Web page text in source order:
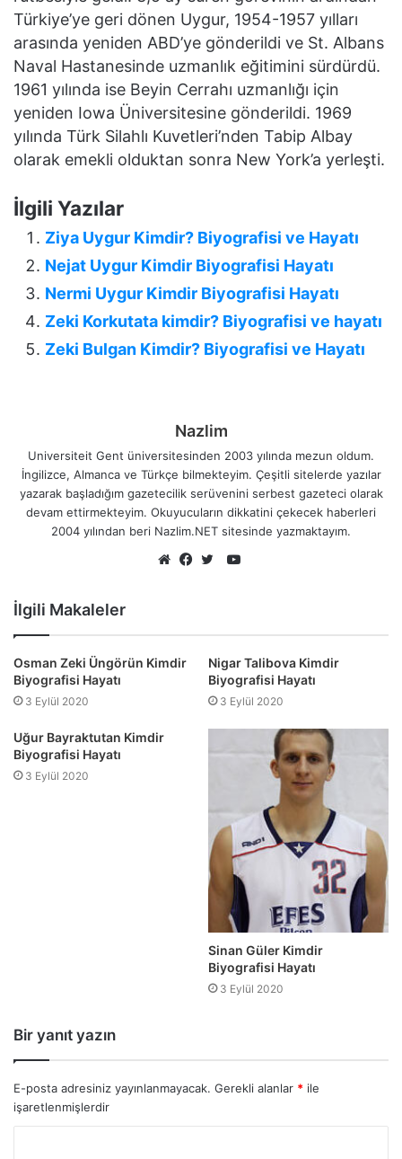
Türkiye’ye geri dönen Uygur, 1954-1957 yılları
arasında yeniden ABD’ye gönderildi ve St. Albans
Naval Hastanesinde uzmanlık eğitimini sürdürdü.
1961 yılında ise Beyin Cerrahı uzmanlığı için
yeniden Iowa Üniversitesine gönderildi. 1969
yılında Türk Silahlı Kuvetleri’nden Tabip Albay
olarak emekli olduktan sonra New York’a yerleşti.
İlgili Yazılar
Ziya Uygur Kimdir? Biyografisi ve Hayatı
Nejat Uygur Kimdir Biyografisi Hayatı
Nermi Uygur Kimdir Biyografisi Hayatı
Zeki Korkutata kimdir? Biyografisi ve hayatı
Zeki Bulgan Kimdir? Biyografisi ve Hayatı
Nazlim
Universiteit Gent üniversitesinden 2003 yılında mezun oldum.
İngilizce, Almanca ve Türkçe bilmekteyim. Çeşitli sitelerde yazılar
yazarak başladığım gazetecilik serüvenini serbest gazeteci olarak
devam ettirmekteyim. Okuyucuların dikkatini çekecek haberleri
2004 yılından beri Nazlim.NET sitesinde yazmaktayım.
YouTube
İlgili Makaleler
Osman Zeki Üngörün Kimdir
Biyografisi Hayatı
3 Eylül 2020
Nigar Talibova Kimdir
Biyografisi Hayatı
3 Eylül 2020
Uğur Bayraktutan Kimdir
Biyografisi Hayatı
3 Eylül 2020
Sinan Güler Kimdir
Biyografisi Hayatı
3 Eylül 2020
Bir yanıt yazın
E-posta adresiniz yayınlanmayacak. Gerekli alanlar * ile
işaretlenmişlerdir